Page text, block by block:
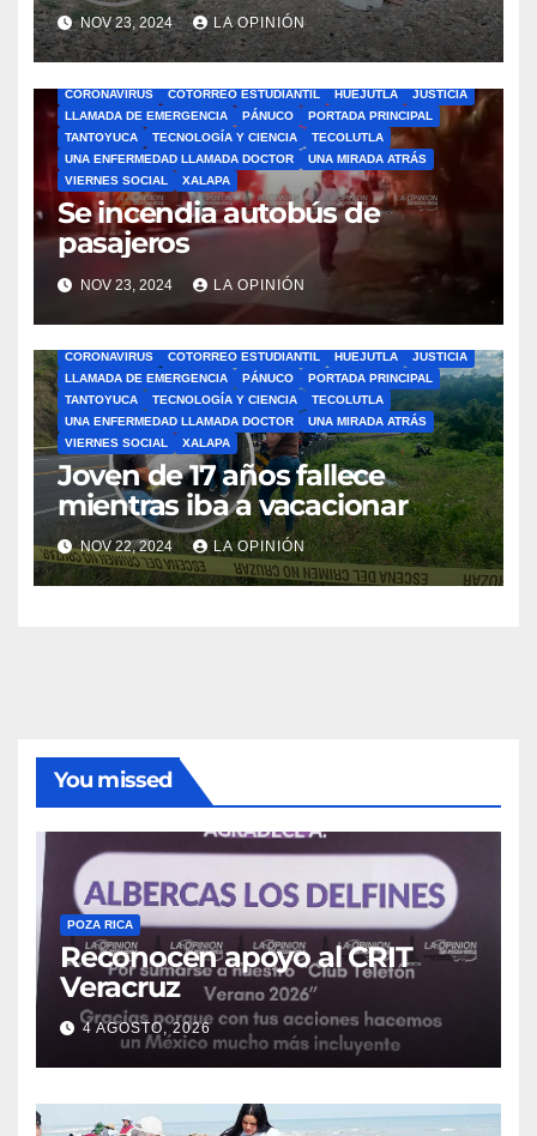
NOV 23, 2024 LA OPINIÓN
CORONAVIRUS
COTORREO ESTUDIANTIL HUEJUTLA
JUSTICIA
LLAMADA DE EMERGENCIA
PÁNUCO
PORTADA PRINCIPAL
TANTOYUCA
TECNOLOGÍA Y CIENCIA
TECOLUTLA
UNA ENFERMEDAD LLAMADA DOCTOR
UNA MIRADA ATRÁS
VIERNES SOCIAL
XALAPA
Se incendia autobús de
pasajeros
NOV 23, 2024 LA OPINIÓN
CORONAVIRUS
COTORREO ESTUDIANTIL HUEJUTLA
JUSTICIA
LLAMADA DE EMERGENCIA
PÁNUCO
PORTADA PRINCIPAL
TANTOYUCA
TECNOLOGÍA Y CIENCIA
TECOLUTLA
UNA ENFERMEDAD LLAMADA DOCTOR
UNA MIRADA ATRÁS
VIERNES SOCIAL
XALAPA
Joven de 17 años fallece
mientras iba a vacacionar
NOV 22, 2024 LA OPINIÓN
You missed
POZA RICA
Reconocen apoyo al CRIT
Veracruz
4 AGOSTO, 2026